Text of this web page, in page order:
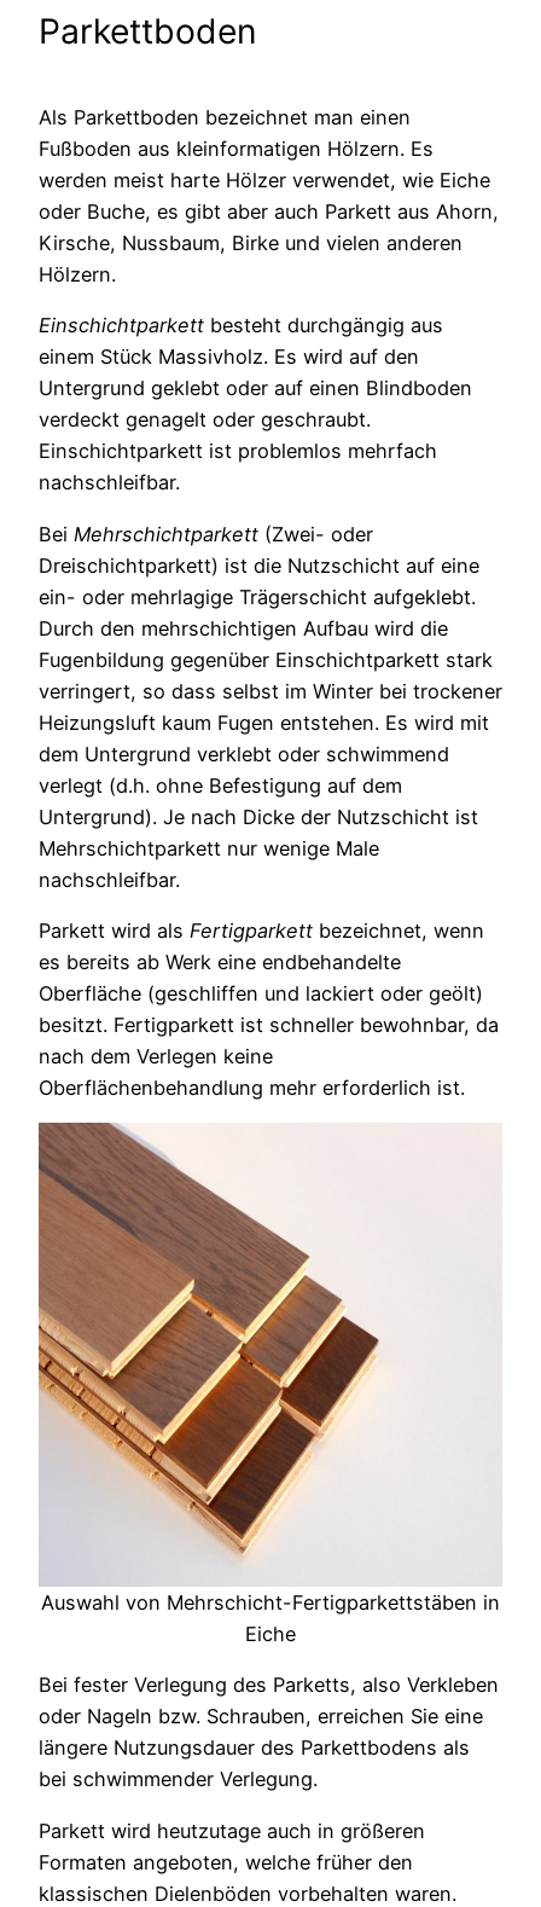
Parkettboden
Als Parkettboden bezeichnet man einen
Fußboden aus kleinformatigen Hölzern. Es
werden meist harte Hölzer verwendet, wie Eiche
oder Buche, es gibt aber auch Parkett aus Ahorn,
Kirsche, Nussbaum, Birke und vielen anderen
Hölzern.
Einschichtparkett besteht durchgängig aus
einem Stück Massivholz. Es wird auf den
Untergrund geklebt oder auf einen Blindboden
verdeckt genagelt oder geschraubt.
Einschichtparkett ist problemlos mehrfach
nachschleifbar.
Bei Mehrschichtparkett (Zwei- oder
Dreischichtparkett) ist die Nutzschicht auf eine
ein- oder mehrlagige Trägerschicht aufgeklebt.
Durch den mehrschichtigen Aufbau wird die
Fugenbildung gegenüber Einschichtparkett stark
verringert, so dass selbst im Winter bei trockener
Heizungsluft kaum Fugen entstehen. Es wird mit
dem Untergrund verklebt oder schwimmend
verlegt (d.h. ohne Befestigung auf dem
Untergrund). Je nach Dicke der Nutzschicht ist
Mehrschichtparkett nur wenige Male
nachschleifbar.
Parkett wird als Fertigparkett bezeichnet, wenn
es bereits ab Werk eine endbehandelte
Oberfläche (geschliffen und lackiert oder geölt)
besitzt. Fertigparkett ist schneller bewohnbar, da
nach dem Verlegen keine
Oberflächenbehandlung mehr erforderlich ist.
Auswahl von Mehrschicht-Fertigparkettstäben in
Eiche
Bei fester Verlegung des Parketts, also Verkleben
oder Nageln bzw. Schrauben, erreichen Sie eine
längere Nutzungsdauer des Parkettbodens als
bei schwimmender Verlegung.
Parkett wird heutzutage auch in größeren
Formaten angeboten, welche früher den
klassischen Dielenböden vorbehalten waren.